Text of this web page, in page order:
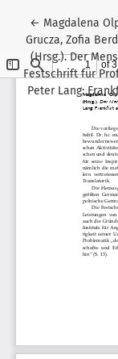
← Return to
Magdalena
Grucza, Zofia
(Hrsg.). Der
Festschrift für
Peter Lang: